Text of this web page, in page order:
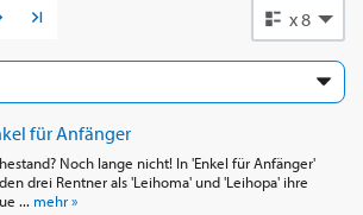
Nächste Seite x 8
für Anfänger
Noch lange nicht! In 'Enkel für Anfänger'
drei Rentner als 'Leihoma' und 'Leihopa' ihre
... mehr »